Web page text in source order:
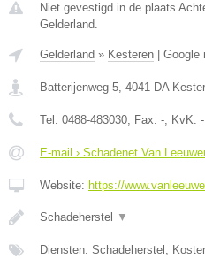
Niet gevestigd in de plaats
Gelderland.
Gelderland » Kesteren Google
Batterijenweg 5, 4041 DA
Tel: 0488-483030, Fax: -, KvK: -
E-mail › Schadenet Van
Website: https://
Schadeherstel ▼
Diensten: Schadeherstel,